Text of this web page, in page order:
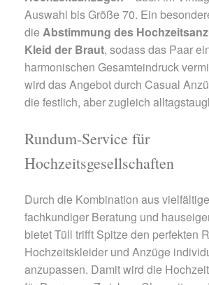
Auswahl bis Größe 70. Ein
die Abstimmung des
Kleid der Braut, sodass das Paar
harmonischen Gesamteindruck
wird das Angebot durch Casual
die festlich, aber zugleich
Rundum-Service für
Hochzeitsgesellschaften
Durch die Kombination aus
fachkundiger Beratung und
bietet Tüll trifft Spitze den perfekten
Hochzeitskleider und Anzüge
anzupassen. Damit wird die